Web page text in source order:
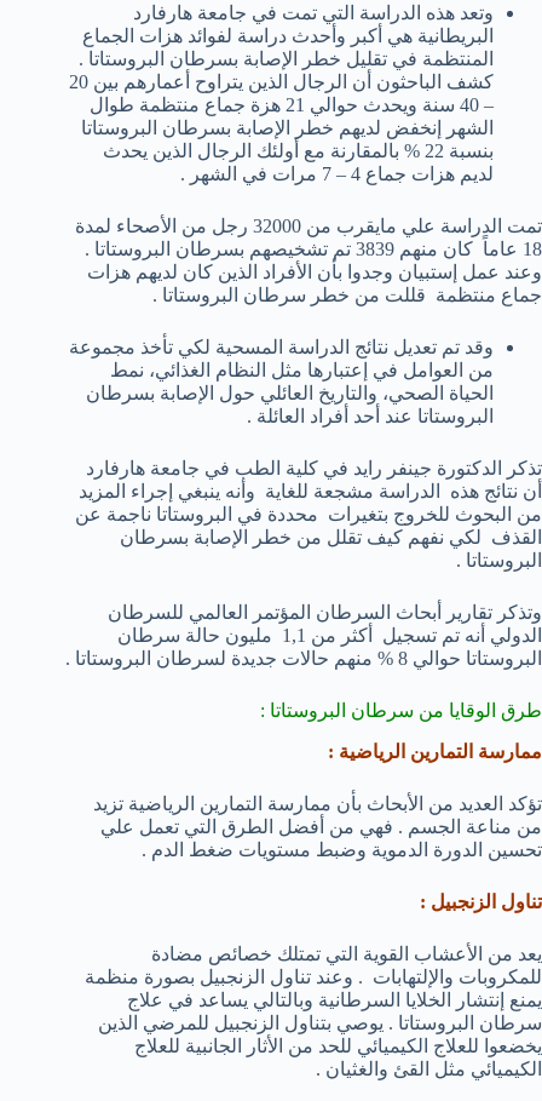
وتعد هذه الدراسة التي تمت في جامعة هارفارد
البريطانية هي أكبر وأحدث دراسة لفوائد هزات الجماع
المنتظمة في تقليل خطر الإصابة بسرطان البروستاتا .
كشف الباحثون أن الرجال الذين يتراوح أعمارهم بين 20
– 40 سنة ويحدث حوالي 21 هزة جماع منتظمة طوال
الشهر إنخفض لديهم خطر الإصابة بسرطان البروستاتا
بنسبة 22 % بالمقارنة مع أولئك الرجال الذين يحدث
لديم هزات جماع 4 – 7 مرات في الشهر .
تمت الدراسة علي مايقرب من 32000 رجل من الأصحاء لمدة
18 عاماً كان منهم 3839 تم تشخيصهم بسرطان البروستاتا .
وعند عمل إستبيان وجدوا بأن الأفراد الذين كان لديهم هزات
جماع منتظمة قللت من خطر سرطان البروستاتا .
وقد تم تعديل نتائج الدراسة المسحية لكي تأخذ مجموعة
من العوامل في إعتبارها مثل النظام الغذائي، نمط
الحياة الصحي، والتاريخ العائلي حول الإصابة بسرطان
البروستاتا عند أحد أفراد العائلة .
تذكر الدكتورة جينفر رايد في كلية الطب في جامعة هارفارد
أن نتائج هذه الدراسة مشجعة للغاية وأنه ينبغي إجراء المزيد
من البحوث للخروج بتغيرات محددة في البروستاتا ناجمة عن
القذف لكي نفهم كيف تقلل من خطر الإصابة بسرطان
البروستاتا .
وتذكر تقارير أبحاث السرطان المؤتمر العالمي للسرطان
الدولي أنه تم تسجيل أكثر من 1,1 مليون حالة سرطان
البروستاتا حوالي 8 % منهم حالات جديدة لسرطان البروستاتا .
طرق الوقايا من سرطان البروستاتا :
ممارسة التمارين الرياضية :
تؤكد العديد من الأبحاث بأن ممارسة التمارين الرياضية تزيد
من مناعة الجسم . فهي من أفضل الطرق التي تعمل علي
تحسين الدورة الدموية وضبط مستويات ضغط الدم .
تناول الزنجبيل :
يعد من الأعشاب القوية التي تمتلك خصائص مضادة
للمكروبات والإلتهابات . وعند تناول الزنجبيل بصورة منظمة
يمنع إنتشار الخلايا السرطانية وبالتالي يساعد في علاج
سرطان البروستاتا . يوصي بتناول الزنجبيل للمرضي الذين
يخضعوا للعلاج الكيميائي للحد من الأثار الجانبية للعلاج
الكيميائي مثل القئ والغثيان .